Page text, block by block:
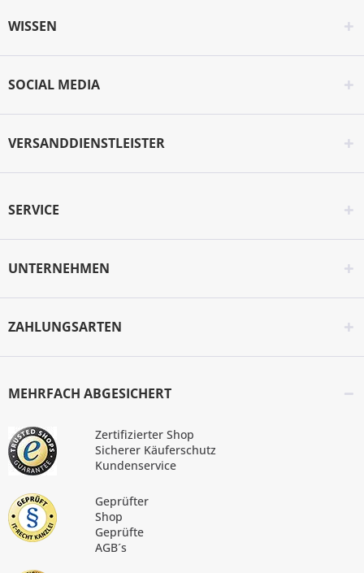
WISSEN
SOCIAL MEDIA
VERSANDDIENSTLEISTER
SERVICE
UNTERNEHMEN
ZAHLUNGSARTEN
MEHRFACH ABGESICHERT
Zertifizierter Shop
Sicherer Käuferschutz
Kundenservice
Geprüfter
Shop
Geprüfte
AGB´s